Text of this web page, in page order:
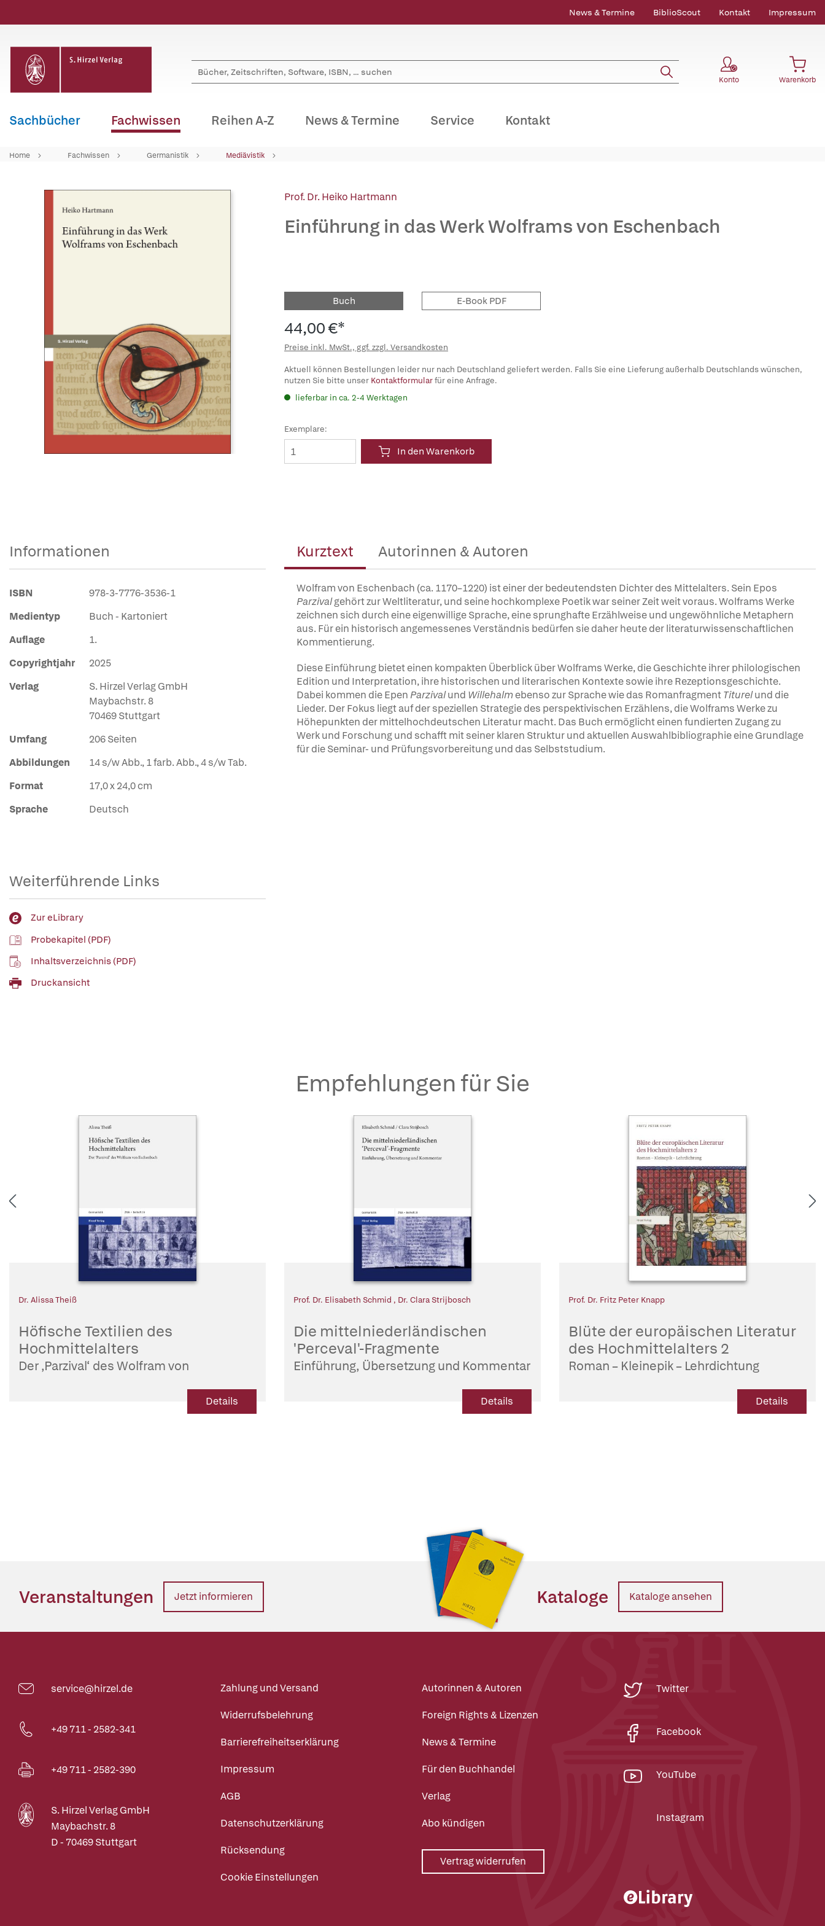
News & Termine BiblioScout Kontakt Impressum
Konto Warenkorb
Sachbücher Fachwissen Reihen A-Z News & Termine Service Kontakt
Home Fachwissen Germanistik Mediävistik
Prof. Dr. Heiko Hartmann
Einführung in das Werk Wolframs von Eschenbach
Buch E-Book PDF
44,00 €*
Preise inkl. MwSt., ggf. zzgl. Versandkosten
Aktuell können Bestellungen leider nur nach Deutschland geliefert werden. Falls Sie eine Lieferung außerhalb Deutschlands wünschen,
nutzen Sie bitte unser Kontaktformularfür eine Anfrage.
lieferbar in ca. 2-4 Werktagen
Exemplare:
In den Warenkorb
Kurztext Autorinnen & Autoren
Wolfram von Eschenbach (ca. 1170–1220) ist einer der bedeutendsten Dichter des Mittelalters. Sein Epos
Parzivalgehört zur Weltliteratur, und seine hochkomplexe Poetik war seiner Zeit weit voraus. Wolframs Werke
zeichnen sich durch eine eigenwillige Sprache, eine sprunghafte Erzählweise und ungewöhnliche Metaphern
aus. Für ein historisch angemessenes Verständnis bedürfen sie daher heute der literaturwissenschaftlichen
Kommentierung.
Diese Einführung bietet einen kompakten Überblick über Wolframs Werke, die Geschichte ihrer philologischen
Edition und Interpretation, ihre historischen und literarischen Kontexte sowie ihre Rezeptionsgeschichte.
Dabei kommen die Epen Parzivalund Willehalmebenso zur Sprache wie das RomanfragmentTiturelund die
Lieder. Der Fokus liegt auf der speziellen Strategie des perspektivischen Erzählens, die Wolframs Werke zu
Höhepunkten der mittelhochdeutschen Literatur macht. Das Buch ermöglicht einen fundierten Zugang zu
Werk und Forschung und schafft mit seiner klaren Struktur und aktuellen Auswahlbibliographie eine Grundlage
für die Seminar- und Prüfungsvorbereitung und das Selbststudium.
Informationen
ISBN
978-3-7776-3536-1
Medientyp
Buch - Kartoniert
Auflage
1.
Copyrightjahr
2025
Verlag
S. Hirzel Verlag GmbH
Maybachstr. 8
70469 Stuttgart
Umfang
206 Seiten
Abbildungen
14 s/w Abb., 1 farb. Abb., 4 s/w Tab.
Format
17,0 x 24,0 cm
Sprache
Deutsch
Weiterführende Links
Zur eLibrary
Probekapitel (PDF)
Inhaltsverzeichnis (PDF)
Druckansicht
Empfehlungen für Sie
Dr. Alissa Theiß
Höfische Textilien des
Hochmittelalters
Der ‚Parzival‘ des Wolfram von
Details
Prof. Dr. Elisabeth Schmid , Dr. Clara Strijbosch
Die mittelniederländischen
'Perceval'-Fragmente
Einführung, Übersetzung und Kommentar
Details
Prof. Dr. Fritz Peter Knapp
Blüte der europäischen Literatur
des Hochmittelalters 2
Roman – Kleinepik – Lehrdichtung
Details
Veranstaltungen Jetzt informieren Kataloge Kataloge ansehen
service@hirzel.de
+49 711 - 2582-341
+49 711 - 2582-390
S. Hirzel Verlag GmbH
Maybachstr. 8
D - 70469 Stuttgart
Zahlung und Versand
Widerrufsbelehrung
Barrierefreiheitserklärung
Impressum
AGB
Datenschutzerklärung
Rücksendung
Cookie Einstellungen
Autorinnen & Autoren
Foreign Rights & Lizenzen
News & Termine
Für den Buchhandel
Verlag
Abo kündigen
Vertrag widerrufen
Twitter
Facebook
YouTube
Instagram